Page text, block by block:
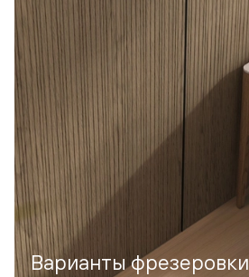
Варианты фрезеровки